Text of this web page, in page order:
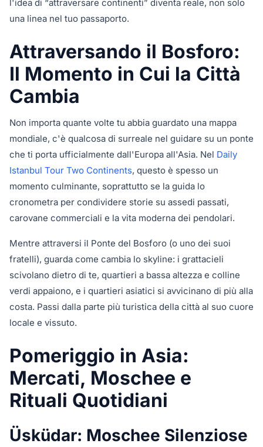
l'idea di “attraversare continenti” diventa reale, non solo
una linea nel tuo passaporto.
Attraversando il Bosforo:
Il Momento in Cui la Città
Cambia
Non importa quante volte tu abbia guardato una mappa
mondiale, c'è qualcosa di surreale nel guidare su un ponte
che ti porta ufficialmente dall'Europa all'Asia. Nel Daily
Istanbul Tour Two Continents, questo è spesso un
momento culminante, soprattutto se la guida lo
cronometra per condividere storie su assedi passati,
carovane commerciali e la vita moderna dei pendolari.
Mentre attraversi il Ponte del Bosforo (o uno dei suoi
fratelli), guarda come cambia lo skyline: i grattacieli
scivolano dietro di te, quartieri a bassa altezza e colline
verdi appaiono, e i quartieri asiatici si avvicinano di più alla
costa. Passi dalla parte più turistica della città al suo cuore
locale e vissuto.
Pomeriggio in Asia:
Mercati, Moschee e
Rituali Quotidiani
Üsküdar: Moschee Silenziose